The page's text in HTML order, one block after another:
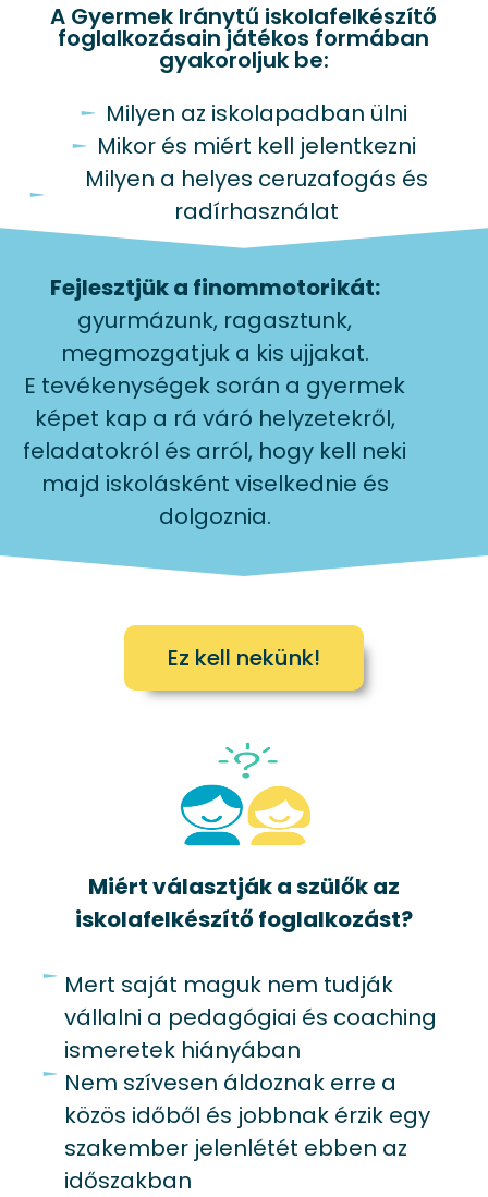
A Gyermek Iránytű iskolafelkészítő
foglalkozásain játékos formában
gyakoroljuk be:
Milyen az iskolapadban ülni
Mikor és miért kell jelentkezni
Milyen a helyes ceruzafogás és
radírhasználat
Fejlesztjük a finommotorikát:
gyurmázunk, ragasztunk,
megmozgatjuk a kis ujjakat.
E tevékenységek során a gyermek
képet kap a rá váró helyzetekről,
feladatokról és arról, hogy kell neki
majd iskolásként viselkednie és
dolgoznia.
Ez kell nekünk!
Miért választják a szülők az
iskolafelkészítő foglalkozást?​
Mert saját maguk nem tudják
vállalni a pedagógiai és coaching
ismeretek hiányában
Nem szívesen áldoznak erre a
közös időből és jobbnak érzik egy
szakember jelenlétét ebben az
időszakban